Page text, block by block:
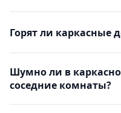
Горят ли
Шумно ли в
соседние комнаты?